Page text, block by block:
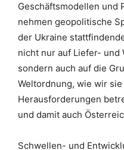
Geschäftsmodellen und
nehmen geopolitische
der Ukraine
nicht nur auf Liefer- und
sondern auch auf die
Weltordnung, wie wir
Herausforderungen
und damit auch
Schwellen- und